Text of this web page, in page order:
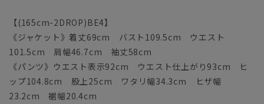
【(165cm-2DROP)BE4】
《ジャケット》着丈69cm バスト109.5cm ウエスト
101.5cm 肩幅46.7cm 袖丈58cm
《パンツ》ウエスト表示92cm ウエスト仕上がり93cm ヒ
ップ104.8cm 股上25cm ワタリ幅34.3cm ヒザ幅
23.2cm 裾幅20.4cm